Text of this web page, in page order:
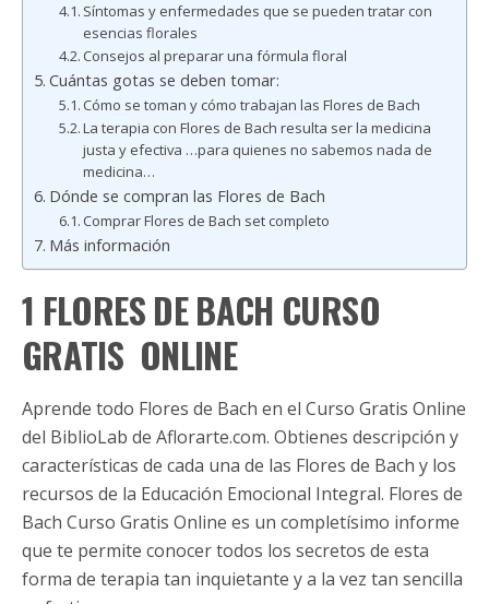
Síntomas y enfermedades que se pueden tratar con
esencias florales
Consejos al preparar una fórmula floral
Cuántas gotas se deben tomar:
Cómo se toman y cómo trabajan las Flores de Bach
La terapia con Flores de Bach resulta ser la medicina
justa y efectiva …para quienes no sabemos nada de
medicina…
Dónde se compran las Flores de Bach
Comprar Flores de Bach set completo
Más información
1 FLORES DE BACH CURSO
GRATIS ONLINE
Aprende todo Flores de Bach en el Curso Gratis Online
del BiblioLab de Aflorarte.com. Obtienes descripción y
características de cada una de las Flores de Bach y los
recursos de la Educación Emocional Integral. Flores de
Bach Curso Gratis Online es un completísimo informe
que te permite conocer todos los secretos de esta
forma de terapia tan inquietante y a la vez tan sencilla